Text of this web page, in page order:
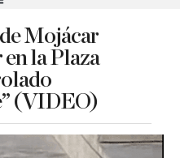
Mojácar
la Plaza
(VIDEO)